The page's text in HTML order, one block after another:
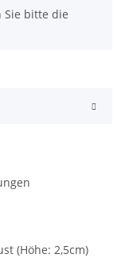
Sie bitte die
(Höhe: 2,5cm)